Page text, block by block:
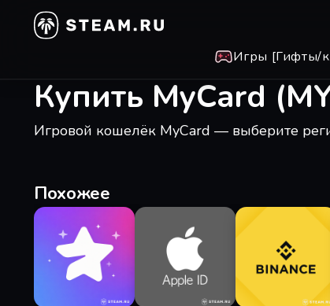
Игры [Гифты/
Купить MyCard
Игровой кошелёк MyCard — выберите
Похожее